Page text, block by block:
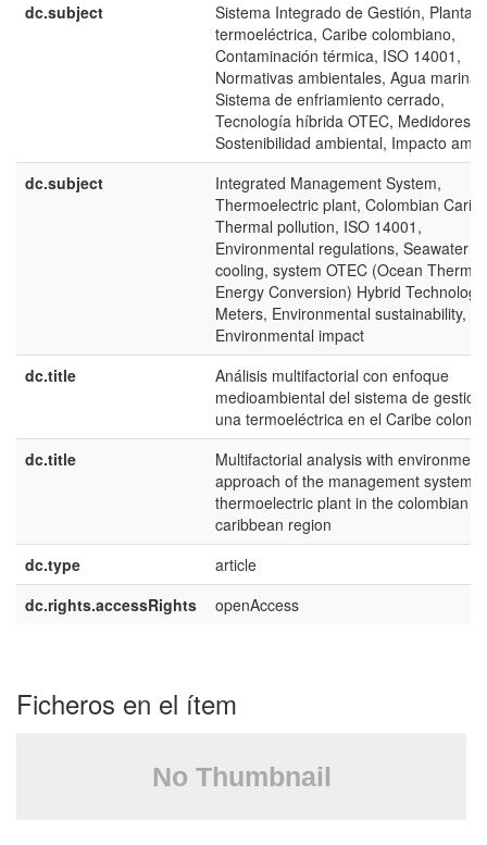
dc.subject
Sistema Integrado de Gestión, Planta
termoeléctrica, Caribe colombiano,
Contaminación térmica, ISO 14001,
Normativas ambientales, Agua marina,
Sistema de enfriamiento cerrado,
Tecnología híbrida OTEC, Medidores,
Sostenibilidad ambiental, Impacto
dc.subject
Integrated Management System,
Thermoelectric plant, Colombian
Thermal pollution, ISO 14001,
Environmental regulations, Seawater
cooling, system OTEC (Ocean Thermal
Energy Conversion) Hybrid Technology,
Meters, Environmental sustainability,
Environmental impact
dc.title
Análisis multifactorial con enfoque
medioambiental del sistema de
una termoeléctrica en el Caribe
dc.title
Multifactorial analysis with
approach of the management system
thermoelectric plant in the colombian
caribbean region
dc.type
article
dc.rights.accessRights
openAccess
Ficheros en el ítem